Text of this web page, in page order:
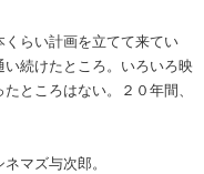
くらい計画を立てて来てい
続けたところ。いろいろ映
ところはない。２０年間、
マズ与次郎。